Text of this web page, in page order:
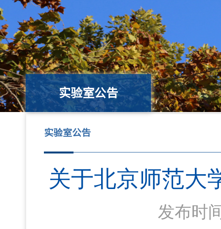
实验室公告
实验室公告
关于北京师范大
发布时